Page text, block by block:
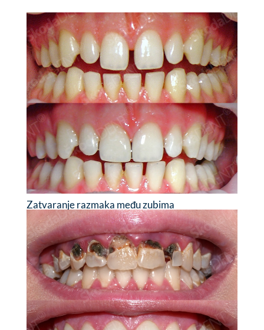
Zatvaranje razmaka među zubima